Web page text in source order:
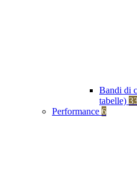
Bandi di
tabelle)
Performance 6